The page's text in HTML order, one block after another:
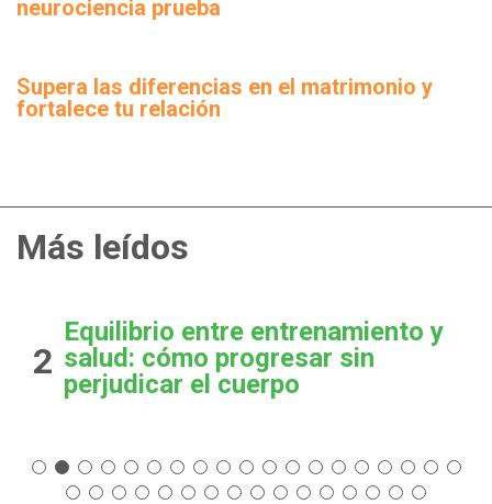
neurociencia prueba
Supera las diferencias en el matrimonio y
fortalece tu relación
Más leídos
2
Equilibrio entre entrenamiento y
salud: cómo progresar sin
perjudicar el cuerpo